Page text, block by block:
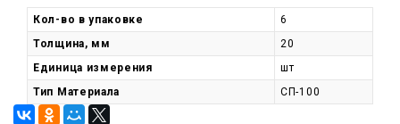
Кол-во в упаковке
6
Толщина, мм
20
Единица измерения
шт
Тип Материала
СП-100